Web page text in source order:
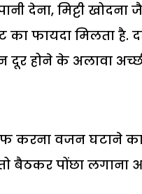
देना, मिट्टी
का फायदा मिलता है.
होने के अलावा अच्छी
करना वजन घटाने
बैठकर पोंछा